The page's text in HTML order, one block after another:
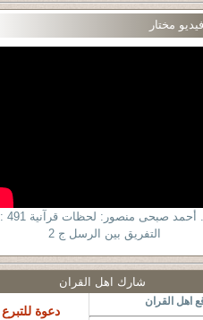
فيديو مختار
د. أحمد صبحى منصور: لحظات قرآنية 491 :
التفريق بين الرسل ج 2
شارك اهل القران
اهل القران
دعوة للتبرع